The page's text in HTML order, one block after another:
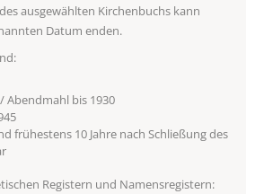
ausgewählten Kirchenbuchs kann
Datum enden.
bis 1930
frühestens 10 Jahre nach Schließung des
Registern und Namensregistern: